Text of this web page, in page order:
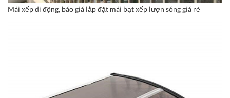
Mái xếp di động, báo giá lắp đặt mái bạt xếp lượn sóng giá rẻ